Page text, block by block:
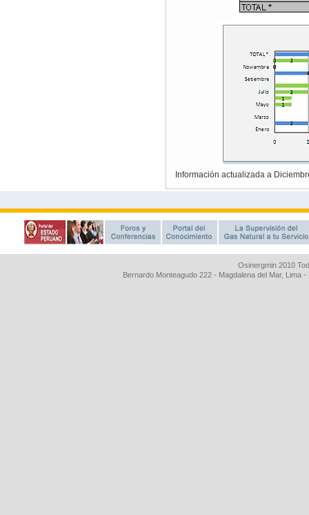
Osinergmin 2010
Bernardo Monteagudo 222 - Magdalena del Mar, Lima